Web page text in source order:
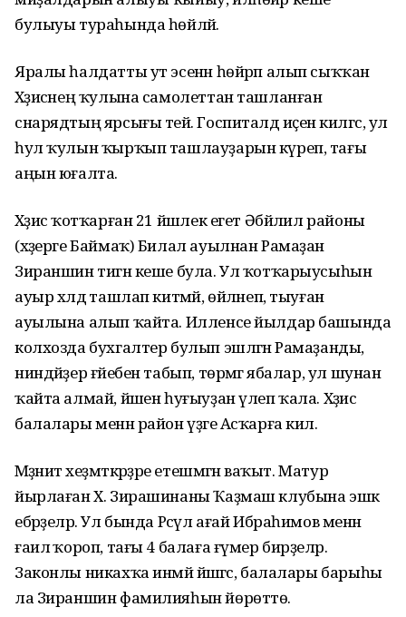
булыуы тураһында һөйләй.
Яралы һалдатты ут эсенән һөйрәп алып сыҡҡан
Хәҙисәнең ҡулына самолеттан ташланған
снарядтың ярсығы тейә. Госпиталдә иҫенә килгәс, ул
һул ҡулын ҡырҡып ташлауҙарын күреп, тағы
аңын юғалта.
Хәҙисә ҡотҡарған 21 йәшлек егет Әбйәлил районы
(хәҙерге Баймаҡ) Билал ауылнан Рамаҙан
Зираншин тигән кеше була. Ул ҡотҡарыусыһын
ауыр хәлдә ташлап китмәй, өйләнеп, тыуған
ауылына алып ҡайта. Илленсе йылдар башында
колхозда бухгалтер булып эшләгән Рамаҙанды,
ниндәйҙер ғәйебен табып, төрмәгә ябалар, ул шунан
ҡайта алмай, йәшен һуғыуҙан үлеп ҡала. Хәҙисә
балалары менән район үҙәге Асҡарға килә.
Мәҙәниәт хеҙмәткәрҙәре етешмәгән ваҡыт. Матур
йырлаған Х. Зирашинаны Ҡаҙмаш клубына эшкә
ебәрҙеләр. Ул бында Рәсүл ағай Ибраһимов менән
ғаилә ҡороп, тағы 4 балаға ғүмер бирҙеләр.
Законлы никахҡа инмәй йәшәгәс, балалары барыһы
ла Зираншин фамилияһын йөрөттө.